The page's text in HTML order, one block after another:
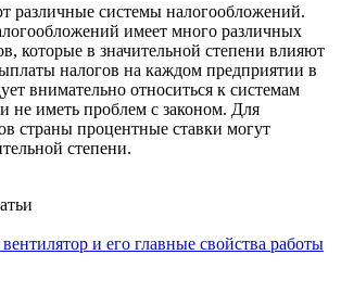
различные системы налогообложений.
имеет много различных
которые в значительной степени влияют
налогов на каждом предприятии в
внимательно относиться к системам
не иметь проблем с законом. Для
страны процентные ставки могут
степени.
и его главные свойства работы